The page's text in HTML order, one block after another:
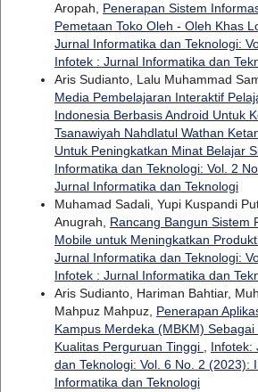
Aropah, Penerapan Sistem
Pemetaan Toko Oleh - Oleh Khas
Jurnal Informatika dan Teknologi:
Infotek : Jurnal Informatika dan
Aris Sudianto, Lalu Muhammad
Media Pembelajaran Interaktif
Indonesia Berbasis Android Untuk
Tsanawiyah Nahdlatul Wathan
Untuk Peningkatkan Minat Belajar
Informatika dan Teknologi: Vol. 2
Jurnal Informatika dan Teknologi
Muhamad Sadali, Yupi Kuspandi
Anugrah, Rancang Bangun Sistem
Mobile untuk Meningkatkan
Jurnal Informatika dan Teknologi:
Infotek : Jurnal Informatika dan
Aris Sudianto, Hariman Bahtiar,
Mahpuz Mahpuz, Penerapan
Kampus Merdeka (MBKM)
Kualitas Perguruan Tinggi , Infotek:
dan Teknologi: Vol. 6 No. 2 (2023):
Informatika dan Teknologi